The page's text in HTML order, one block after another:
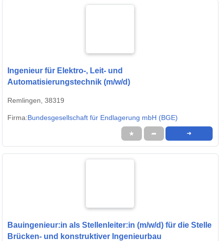
Ingenieur für Elektro-, Leit- und
Automatisierungstechnik (m/w/d)
Remlingen, 38319
Firma:Bundesgesellschaft für Endlagerung mbH (BGE)
★ ➦ ➜
Bauingenieur:in als Stellenleiter:in (m/w/d) für die Stelle
Brücken- und konstruktiver Ingenieurbau